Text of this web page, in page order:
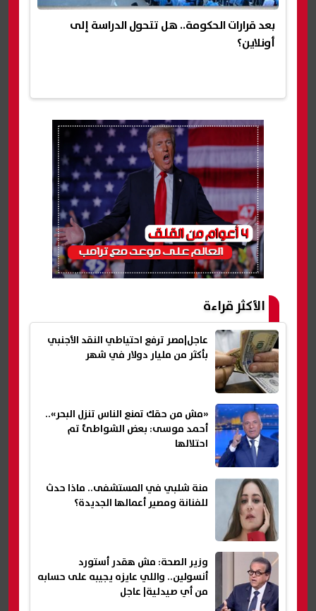
بعد قرارات الحكومة.. هل تتحول الدراسة إلى
أونلاين؟
الأكثر قراءة
عاجل|مصر ترفع احتياطي النقد الأجنبي
بأكثر من مليار دولار في شهر
«مش من حقك تمنع الناس تنزل البحر»..
أحمد موسى: بعض الشواطئ تم
احتلالها
منة شلبي في المستشفى.. ماذا حدث
للفنانة ومصير أعمالها الجديدة؟
وزير الصحة: مش هقدر أستورد
أنسولين.. واللي عايزه يجيبه على حسابه
من أي صيدلية| عاجل